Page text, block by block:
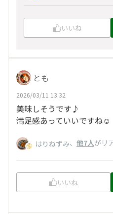
いいね
とも
2026/03/11 13:32
美味しそうです♪
満足感あっていいですね☺️
はりねずみ、 他7人がリ
いいね